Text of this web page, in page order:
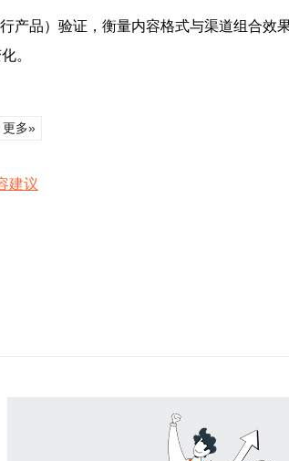
产品）验证，衡量内容格式与渠道组合效
。
更多»
建议